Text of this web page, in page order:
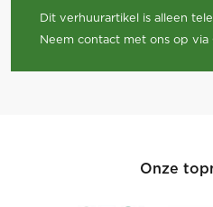
Dit verhuurartikel is alleen
Neem contact met ons op
Onze